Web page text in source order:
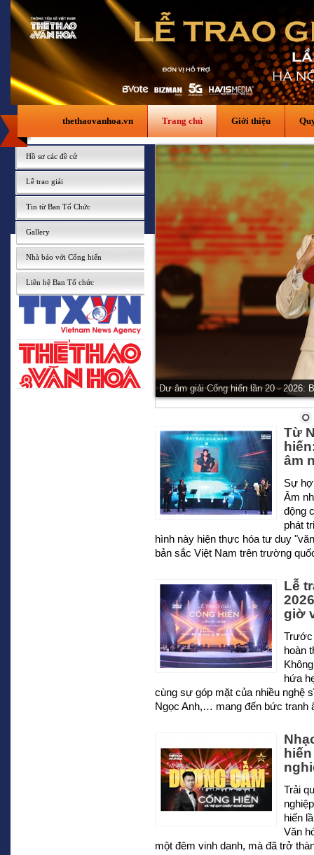
thethaovanhoa.vn Trang chủ Giới thiệu
Hồ sơ các đề cử
Lễ trao giải
Tin từ Ban Tổ Chức
Gallery
Nhà báo với Cống hiến
Liên hệ Ban Tổ chức
Dư âm giải Cống hiến lần 20 - 2026:
Từ
âm
Sự
Âm
động
phát
hình này hiện thực hóa tư duy
bản sắc Việt Nam trên trường
Lễ
giờ
Trước
hoàn
hứa
cùng sự góp mặt của nhiều nghệ
Ngọc Anh,… mang đến bức tranh
Trải
hiến
Văn
một đêm vinh danh, mà đã trở